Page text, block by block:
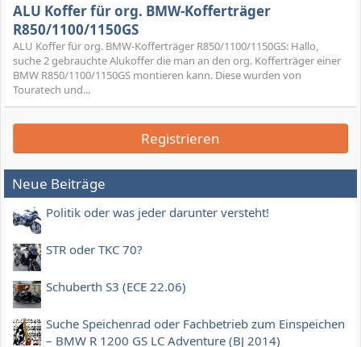
ALU Koffer für org. BMW-Kofferträger
R850/1100/1150GS
ALU Koffer für org. BMW-Kofferträger R850/1100/1150GS: Hallo,
suche 2 gebrauchte Alukoffer die man an den org. Kofferträger einer
BMW R850/1100/1150GS montieren kann. Diese wurden von
Touratech und...
Registrieren
Neue Beiträge
Politik oder was jeder darunter versteht!
STR oder TKC 70?
Schuberth S3 (ECE 22.06)
Suche Speichenrad oder Fachbetrieb zum Einspeichen
– BMW R 1200 GS LC Adventure (BJ 2014)